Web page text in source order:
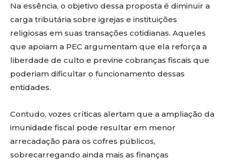
Na essência, o objetivo dessa proposta é diminuir a
carga tributária sobre igrejas e instituições
religiosas em suas transações cotidianas. Aqueles
que apoiam a PEC argumentam que ela reforça a
liberdade de culto e previne cobranças fiscais que
poderiam dificultar o funcionamento dessas
entidades.
Contudo, vozes críticas alertam que a ampliação da
imunidade fiscal pode resultar em menor
arrecadação para os cofres públicos,
sobrecarregando ainda mais as finanças